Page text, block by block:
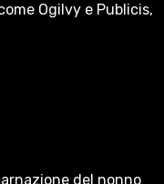
Ogilvy e Publicis,
del nonno